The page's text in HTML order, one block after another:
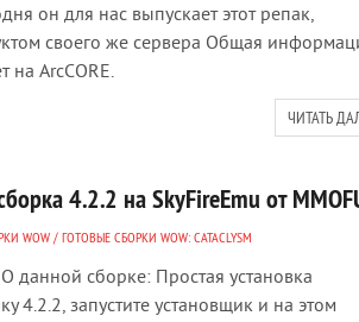
он для нас выпускает этот репак,
своего же сервера Общая
на ArcCORE.
ЧИТАТЬ
4.2.2 на SkyFireEmu от
WOW / ГОТОВЫЕ СБОРКИ WOW: CATACLYSM
данной сборке: Простая установка
4.2.2, запустите установщик и на этом